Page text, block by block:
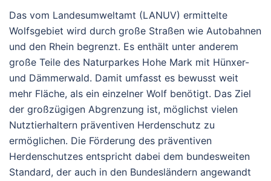
Das vom Landesumweltamt (LANUV) ermittelte
Wolfsgebiet wird durch große Straßen wie Autobahnen
und den Rhein begrenzt. Es enthält unter anderem
große Teile des Naturparkes Hohe Mark mit Hünxer-
und Dämmerwald. Damit umfasst es bewusst weit
mehr Fläche, als ein einzelner Wolf benötigt. Das Ziel
der großzügigen Abgrenzung ist, möglichst vielen
Nutztierhaltern präventiven Herdenschutz zu
ermöglichen. Die Förderung des präventiven
Herdenschutzes entspricht dabei dem bundesweiten
Standard, der auch in den Bundesländern angewandt